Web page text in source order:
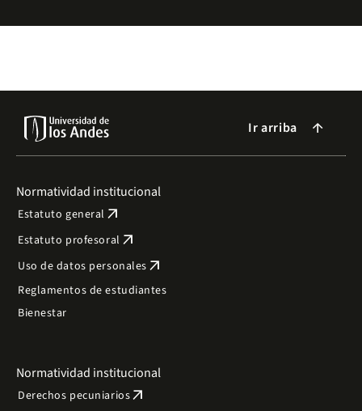
Ir arriba arrow_forward
Normatividad institucional
Estatuto general arrow_outward
Estatuto profesoral arrow_outward
Uso de datos personales arrow_outward
Reglamentos de estudiantes
Bienestar
Normatividad institucional
Derechos pecuniariosarrow_outward